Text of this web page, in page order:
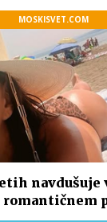
MOSKISVET.COM
navdušuje
romantičnem